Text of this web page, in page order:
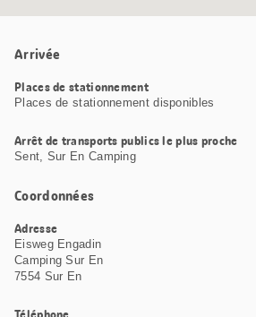
Arrivée
Places de stationnement
Places de stationnement disponibles
Arrêt de transports publics le plus proche
Sent, Sur En Camping
Coordonnées
Adresse
Eisweg Engadin
Camping Sur En
7554 Sur En